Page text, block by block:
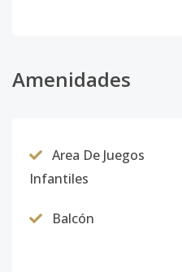
Amenidades
Area De Juegos
Infantiles
Balcón